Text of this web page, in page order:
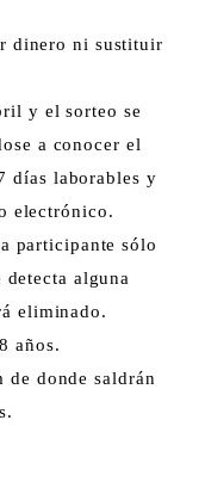
dinero ni sustituir
y el sorteo se
a conocer el
días laborables y
electrónico.
participante sólo
alguna
eliminado.
años.
de donde saldrán